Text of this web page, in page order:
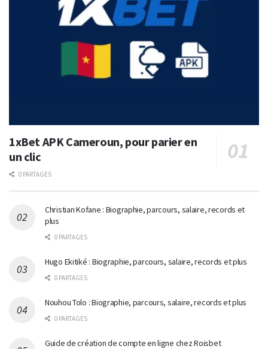
1xBet APK Cameroun, pour parier en
un clic
0 PARTAGES
Christian Kofane : Biographie, parcours, salaire, records et
plus
0 PARTAGES
Hugo Ekitiké : Biographie, parcours, salaire, records et plus
0 PARTAGES
Nouhou Tolo : Biographie, parcours, salaire, records et plus
0 PARTAGES
Guide de création de compte en ligne chez Roisbet